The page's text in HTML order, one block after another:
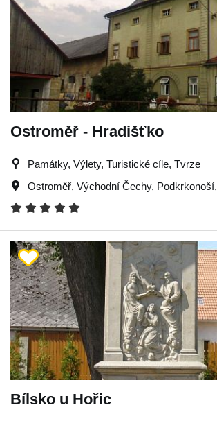
Ostroměř - Hradišťko
Památky, Výlety, Turistické cíle, Tvrze
Ostroměř, Východní Čechy, Podkrkonoší,
Bílsko u Hořic